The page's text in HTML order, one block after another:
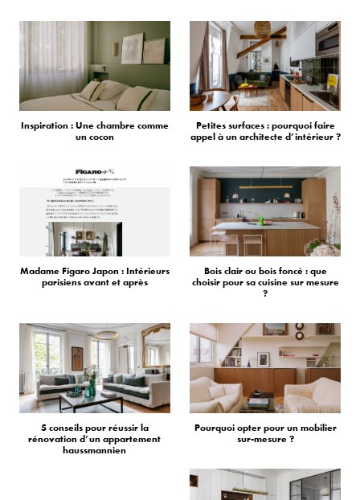
Inspiration : Une chambre comme
un cocon
Petites surfaces : pourquoi faire
appel à un architecte d’intérieur ?
Madame Figaro Japon : Intérieurs
parisiens avant et après
Bois clair ou bois foncé : que
choisir pour sa cuisine sur mesure
?
5 conseils pour réussir la
rénovation d’un appartement
haussmannien
Pourquoi opter pour un mobilier
sur-mesure ?